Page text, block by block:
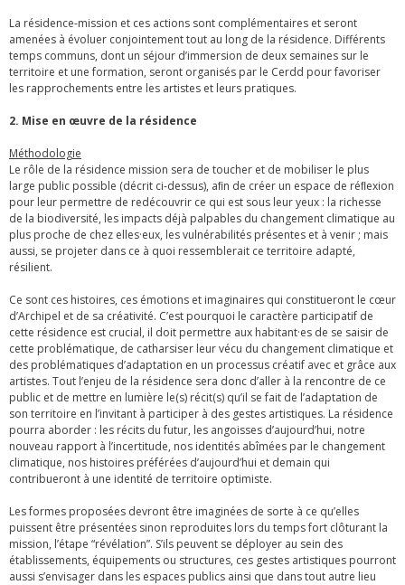
La résidence-mission et ces actions sont complémentaires et seront
amenées à évoluer conjointement tout au long de la résidence. Différents
temps communs, dont un séjour d’immersion de deux semaines sur le
territoire et une formation, seront organisés par le Cerdd pour favoriser
les rapprochements entre les artistes et leurs pratiques.
2. Mise en œuvre de la résidence
Méthodologie
Le rôle de la résidence mission sera de toucher et de mobiliser le plus
large public possible (décrit ci-dessus), aﬁn de créer un espace de réﬂexion
pour leur permettre de redécouvrir ce qui est sous leur yeux : la richesse
de la biodiversité, les impacts déjà palpables du changement climatique au
plus proche de chez elles·eux, les vulnérabilités présentes et à venir ; mais
aussi, se projeter dans ce à quoi ressemblerait ce territoire adapté,
résilient.
Ce sont ces histoires, ces émotions et imaginaires qui constitueront le cœur
d’Archipel et de sa créativité. C’est pourquoi le caractère participatif de
cette résidence est crucial, il doit permettre aux habitant·es de se saisir de
cette problématique, de catharsiser leur vécu du changement climatique et
des problématiques d’adaptation en un processus créatif avec et grâce aux
artistes. Tout l’enjeu de la résidence sera donc d’aller à la rencontre de ce
public et de mettre en lumière le(s) récit(s) qu’il se fait de l’adaptation de
son territoire en l’invitant à participer à des gestes artistiques. La résidence
pourra aborder : les récits du futur, les angoisses d’aujourd’hui, notre
nouveau rapport à l’incertitude, nos identités abîmées par le changement
climatique, nos histoires préférées d’aujourd’hui et demain qui
contribueront à une identité de territoire optimiste.
Les formes proposées devront être imaginées de sorte à ce qu’elles
puissent être présentées sinon reproduites lors du temps fort clôturant la
mission, l’étape “révélation”. S’ils peuvent se déployer au sein des
établissements, équipements ou structures, ces gestes artistiques pourront
aussi s’envisager dans les espaces publics ainsi que dans tout autre lieu